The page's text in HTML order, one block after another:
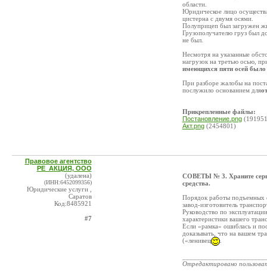
области.
Юридическое лицо
цистерна с двумя осями.
Полуприцеп был загружен
Грузополучателю груз был
не был.
Несмотря на указанные
нагрузок на третью осью,
имеющихся пяти осей было
При разборе жалобы на
послужило основанием для
Прикрепленные файлы:
Постановление.png
Акт.png (2454801)
Правовое агентство
РЕ_АКЦИЯ, ООО
(удалена)
(ИНН:6452099356)
Юридические услуги ,
Саратов
Код:8485921
#7
СОВЕТЫ № 3. Храните
средства.
Порядок работы подъемных
завод-изготовитель
Руководство по
характеристики вашего
Если «рамка» ошиблась и
доказывать, что на вашем
(«ленивец
Отредактировано